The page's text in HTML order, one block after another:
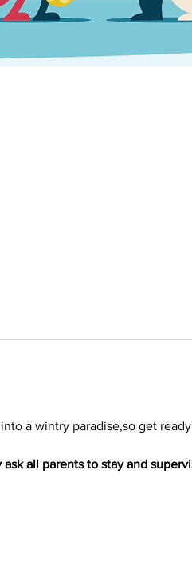
a wintry paradise,so get
all parents to stay and